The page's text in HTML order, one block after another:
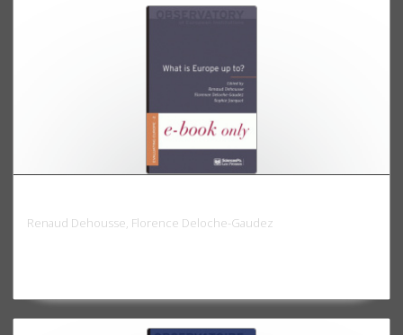
Renaud Dehousse, Florence Deloche-Gaudez